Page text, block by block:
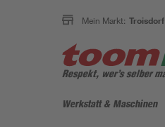
Mein Markt: Troisdorf
Werkstatt & Maschinen